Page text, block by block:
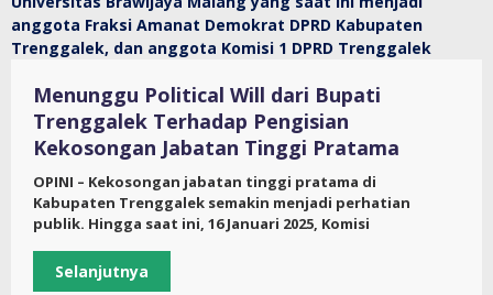
Menunggu Political Will dari Bupati
Trenggalek Terhadap Pengisian
Kekosongan Jabatan Tinggi Pratama
OPINI – Kekosongan jabatan tinggi pratama di
Kabupaten Trenggalek semakin menjadi perhatian
publik. Hingga saat ini, 16 Januari 2025, Komisi
Selanjutnya